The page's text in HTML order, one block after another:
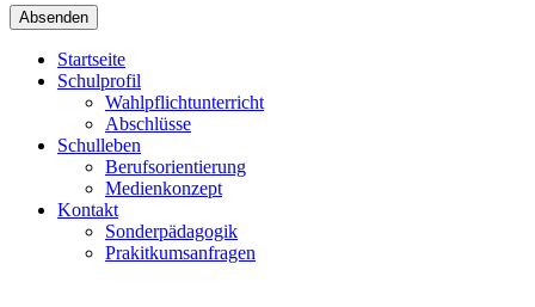
Startseite
Schulprofil
Wahlpflichtunterricht
Abschlüsse
Schulleben
Berufsorientierung
Medienkonzept
Kontakt
Sonderpädagogik
Prakitkumsanfragen